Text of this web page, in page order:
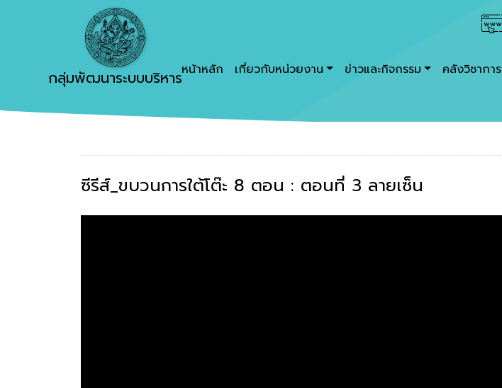
กลุ่มพัฒนาระบบบริหารหน้าหลัก เกี่ยวกับหน่วยงาน ข่าวและกิจกรรม คลังวิชาการ
ซีรีส์_ขบวนการใต้โต๊ะ 8 ตอน : ตอนที่ 3 ลายเซ็น